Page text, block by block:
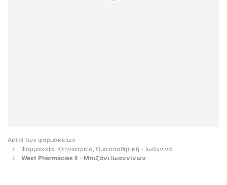
Αετοί των φαρμακείων
Φαρμακεία, Κτηνιατρεία, Ομοιοπαθητική - Ιωάννινα
West Pharmacies II - Μπιζάνι Ιωαννίνων